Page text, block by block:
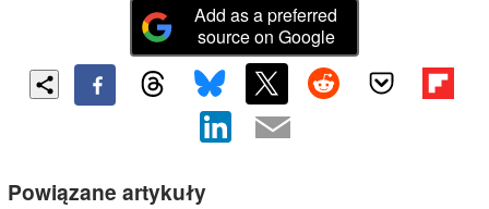
Add as a preferred
source on Google
Powiązane artykuły